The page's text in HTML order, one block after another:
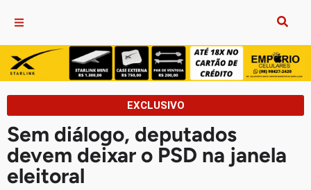
EXCLUSIVO
Sem diálogo, deputados
devem deixar o PSD na janela
eleitoral